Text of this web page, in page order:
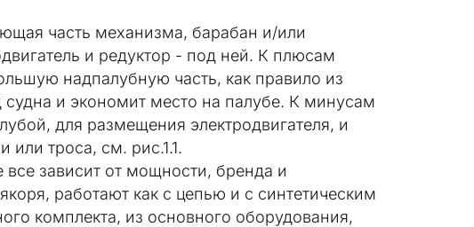
часть механизма, барабан и/или
и редуктор - под ней. К плюсам
надпалубную часть, как правило из
и экономит место на палубе. К минусам
для размещения электродвигателя, и
или троса, см. рис.1.1.
зависит от мощности, бренда и
работают как с цепью и с синтетическим
комплекта, из основного оборудования,